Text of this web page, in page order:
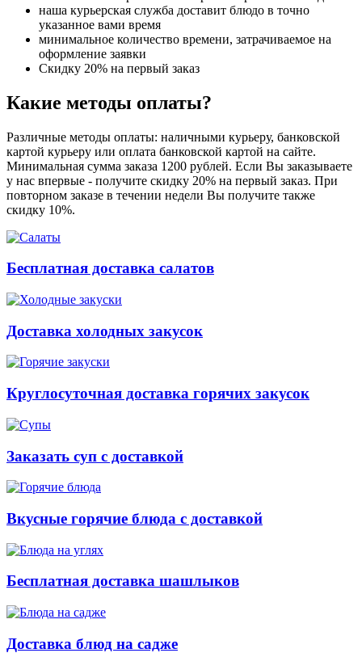
наша курьерская служба доставит блюдо в точно
указанное вами время
минимальное количество времени, затрачиваемое на
оформление заявки
Скидку 20% на первый заказ
Какие методы оплаты?
Различные методы оплаты: наличными курьеру, банковской
картой курьеру или оплата банковской картой на сайте.
Минимальная сумма заказа 1200 рублей. Если Вы заказываете
у нас впервые - получите скидку 20% на первый заказ. При
повторном заказе в течении недели Вы получите также
скидку 10%.
Бесплатная доставка салатов
Доставка холодных закусок
Круглосуточная доставка горячих закусок
Заказать суп с доставкой
Вкусные горячие блюда с доставкой
Бесплатная доставка шашлыков
Доставка блюд на садже